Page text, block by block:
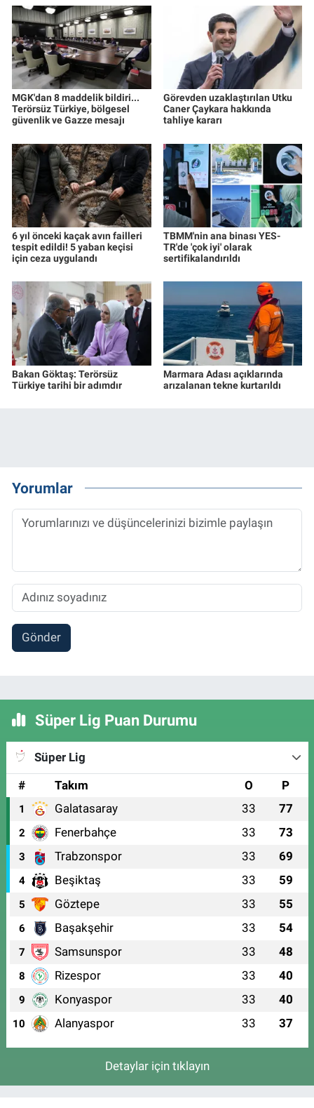
MGK'dan 8 maddelik bildiri...
Terörsüz Türkiye, bölgesel
güvenlik ve Gazze mesajı
Görevden uzaklaştırılan Utku
Caner Çaykara hakkında
tahliye kararı
6 yıl önceki kaçak avın failleri
tespit edildi! 5 yaban keçisi
için ceza uygulandı
TBMM'nin ana binası YES-
TR'de 'çok iyi' olarak
sertifikalandırıldı
Bakan Göktaş: Terörsüz
Türkiye tarihi bir adımdır
Marmara Adası açıklarında
arızalanan tekne kurtarıldı
Yorumlar
Gönder
Süper Lig Puan Durumu
Süper Lig
#
Takım O P
1 Galatasaray 33 77
2 Fenerbahçe 33 73
3 Trabzonspor 33 69
4 Beşiktaş 33 59
5 Göztepe 33 55
6 Başakşehir 33 54
7 Samsunspor 33 48
8 Rizespor 33 40
9 Konyaspor 33 40
10 Alanyaspor 33 37
Detaylar için tıklayın